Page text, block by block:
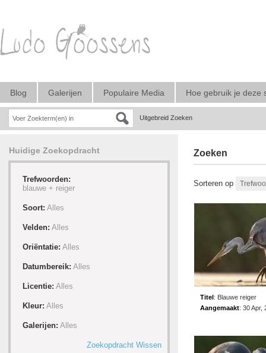
Blog Galerijen Populaire Media Hoe gebruik je deze
Uitgebreid Zoeken
Huidige Zoekopdracht
Trefwoorden:
blauwe + reiger
Soort: Alles
Velden: Alles
Oriëntatie: Alles
Datumbereik: Alles
Licentie: Alles
Kleur: Alles
Galerijen: Alles
Zoekopdracht Wissen
Zoeken
Sorteren op
Titel: Blauwe reiger
Aangemaakt: 30 Apr,